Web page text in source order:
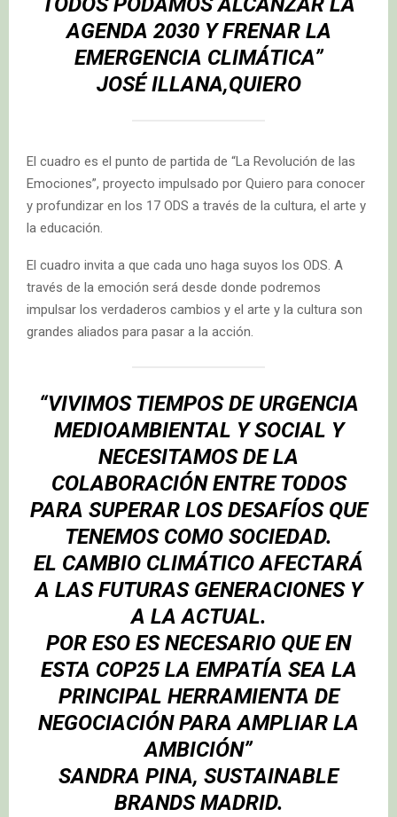
AGENDA 2030 Y FRENAR LA
EMERGENCIA CLIMÁTICA”
JOSÉ ILLANA,QUIERO
El cuadro es el punto de partida de “La Revolución de las
Emociones”, proyecto impulsado por Quiero para conocer
y profundizar en los 17 ODS a través de la cultura, el arte y
la educación.
El cuadro invita a que cada uno haga suyos los ODS. A
través de la emoción será desde donde podremos
impulsar los verdaderos cambios y el arte y la cultura son
grandes aliados para pasar a la acción.
“VIVIMOS TIEMPOS DE URGENCIA
MEDIOAMBIENTAL Y SOCIAL Y
NECESITAMOS DE LA
COLABORACIÓN ENTRE TODOS
PARA SUPERAR LOS DESAFÍOS QUE
TENEMOS COMO SOCIEDAD.
EL CAMBIO CLIMÁTICO AFECTARÁ
A LAS FUTURAS GENERACIONES Y
A LA ACTUAL.
POR ESO ES NECESARIO QUE EN
ESTA COP25 LA EMPATÍA SEA LA
PRINCIPAL HERRAMIENTA DE
NEGOCIACIÓN PARA AMPLIAR LA
AMBICIÓN”
SANDRA PINA, SUSTAINABLE
BRANDS MADRID.